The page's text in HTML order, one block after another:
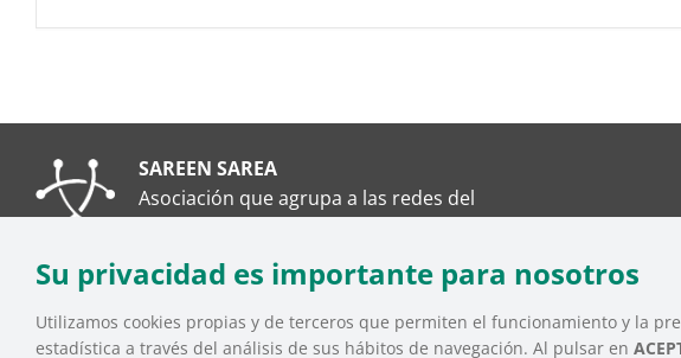
SAREEN SAREA
Asociación que agrupa a las redes del
Su privacidad es importante para nosotros
Utilizamos cookies propias y de terceros que permiten el funcionamiento y la
estadística a través del análisis de sus hábitos de navegación. Al pulsar en